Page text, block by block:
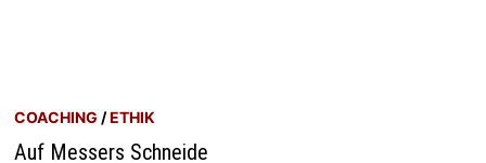
COACHING /ETHIK
Auf Messers Schneide